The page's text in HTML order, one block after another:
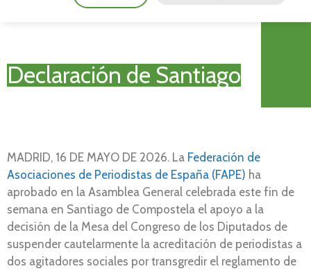
Declaración de Santiago
MADRID, 16 DE MAYO DE 2026. La Federación de
Asociaciones de Periodistas de España (FAPE) ha
aprobado en la Asamblea General celebrada este fin de
semana en Santiago de Compostela el apoyo a la
decisión de la Mesa del Congreso de los Diputados de
suspender cautelarmente la acreditación de periodistas a
dos agitadores sociales por transgredir el reglamento de